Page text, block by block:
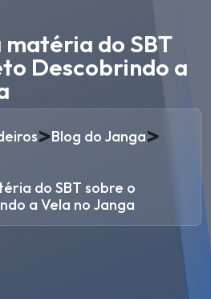
matéria do SBT
Descobrindo a
>Blog do Janga>
do SBT sobre o
a Vela no Janga